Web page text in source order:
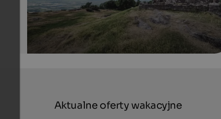
Aktualne oferty wakacyjne